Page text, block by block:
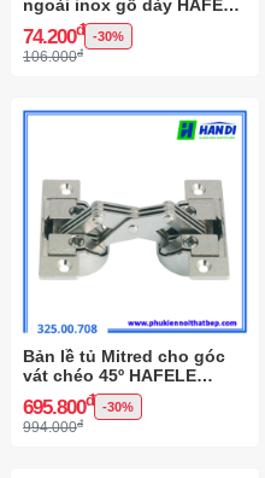
ngoài inox gỗ dày HAFELE
334.05.000
74.200đ -30%
106.000đ
Bản lề tủ Mitred cho góc
vát chéo 45º HAFELE
325.00.708
695.800đ -30%
994.000đ